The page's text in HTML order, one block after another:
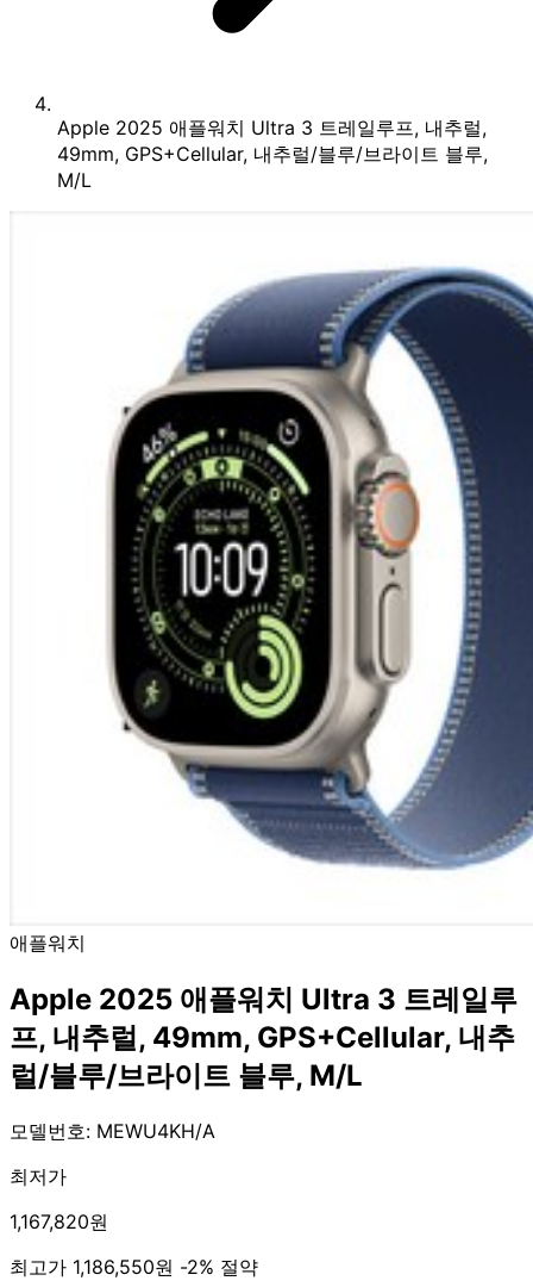
Apple 2025 애플워치 Ultra 3 트레일루프, 내추럴,
49mm, GPS+Cellular, 내추럴/블루/브라이트 블루,
M/L
애플워치
Apple 2025 애플워치 Ultra 3 트레일루
프, 내추럴, 49mm, GPS+Cellular, 내추
럴/블루/브라이트 블루, M/L
모델번호: MEWU4KH/A
최저가
1,167,820원
최고가 1,186,550원 -2% 절약